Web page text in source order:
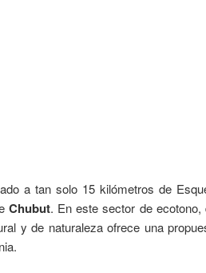
a tan solo 15 kilómetros de
Chubut. En este sector de
y de naturaleza ofrece una